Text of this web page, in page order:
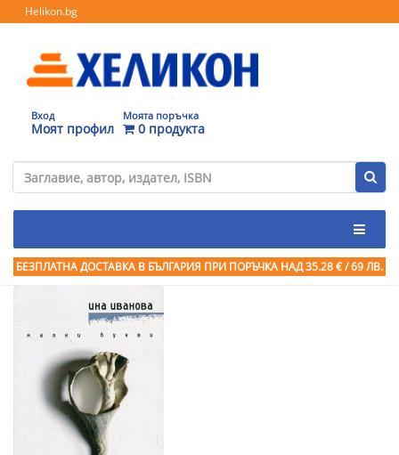
Helikon.bg
Вход
Моят профил
Моята поръчка
0 продукта
БЕЗПЛАТНА ДОСТАВКА В БЪЛГАРИЯ ПРИ ПОРЪЧКА НАД 35.28 € / 69 ЛВ.